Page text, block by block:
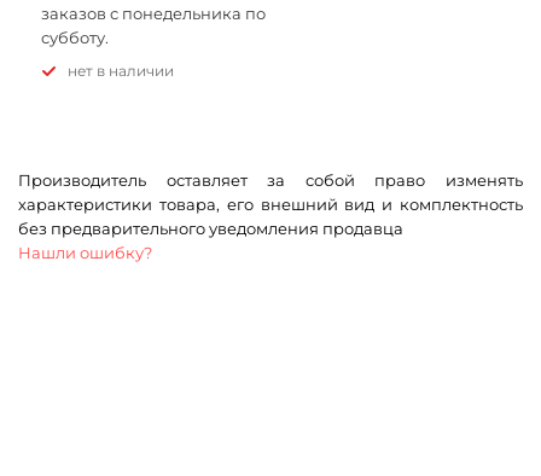
заказов с понедельника по
субботу.
Нет в наличии
Производитель оставляет за собой право изменять
характеристики товара, его внешний вид и комплектность
без предварительного уведомления продавца
Нашли ошибку?